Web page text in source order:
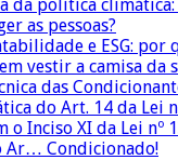
da política
as pessoas?
e ESG: por
vestir a camisa da
das
do Art. 14 da Lei
o Inciso XI da Lei nº
Ar… Condicionado!